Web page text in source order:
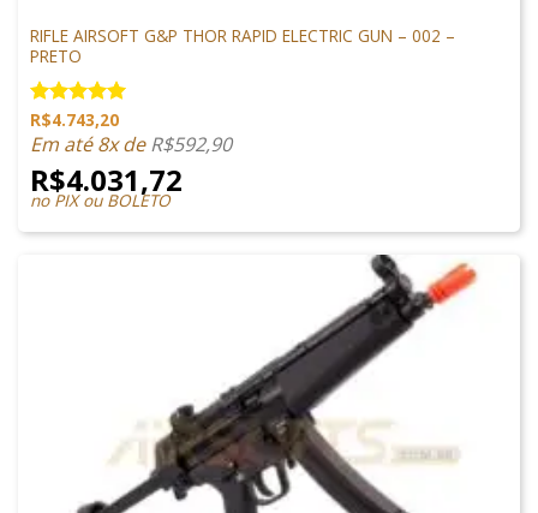
RIFLE AIRSOFT G&P THOR RAPID ELECTRIC GUN – 002 –
PRETO
Avaliação
5.00 de 5
R$4.743,20
Em até 8x deR$592,90
R$4.031,72
no PIX ou BOLETO